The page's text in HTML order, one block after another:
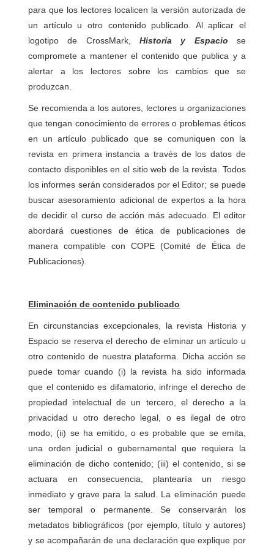
para que los lectores localicen la versión autorizada de
un artículo u otro contenido publicado. Al aplicar el
logotipo de CrossMark, Historia y Espacio se
compromete a mantener el contenido que publica y a
alertar a los lectores sobre los cambios que se
produzcan.
Se recomienda a los autores, lectores u organizaciones
que tengan conocimiento de errores o problemas éticos
en un artículo publicado que se comuniquen con la
revista en primera instancia a través de los datos de
contacto disponibles en el sitio web de la revista. Todos
los informes serán considerados por el Editor; se puede
buscar asesoramiento adicional de expertos a la hora
de decidir el curso de acción más adecuado. El editor
abordará cuestiones de ética de publicaciones de
manera compatible con COPE (Comité de Ética de
Publicaciones).
Eliminación de contenido publicado
En circunstancias excepcionales, la revista Historia y
Espacio se reserva el derecho de eliminar un artículo u
otro contenido de nuestra plataforma. Dicha acción se
puede tomar cuando (i) la revista ha sido informada
que el contenido es difamatorio, infringe el derecho de
propiedad intelectual de un tercero, el derecho a la
privacidad u otro derecho legal, o es ilegal de otro
modo; (ii) se ha emitido, o es probable que se emita,
una orden judicial o gubernamental que requiera la
eliminación de dicho contenido; (iii) el contenido, si se
actuara en consecuencia, plantearía un riesgo
inmediato y grave para la salud. La eliminación puede
ser temporal o permanente. Se conservarán los
metadatos bibliográficos (por ejemplo, título y autores)
y se acompañarán de una declaración que explique por